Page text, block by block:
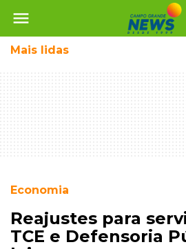
menu
Mais lidas
Economia
Reajustes para
TCE e Defensoria